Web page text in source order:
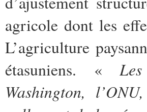
agricole dont les
L’agriculture
étasuniens. «
Washington,